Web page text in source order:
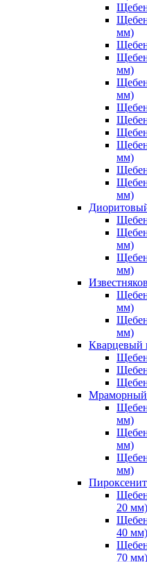
мм)
мм)
мм)
мм)
мм)
мм)
мм)
мм)
мм)
Кварцевый
Мраморный
мм)
мм)
мм)
20 мм)
40 мм)
70 мм)